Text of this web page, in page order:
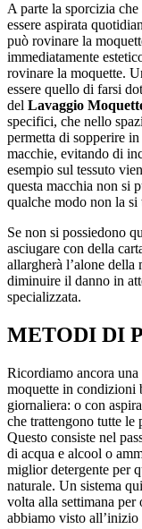
A parte la sporcizia
essere aspirata
può rovinare la
immediatamente
rovinare la moquette.
essere quello di farsi
del Lavaggio
specifici, che nello
permetta di sopperire
macchie, evitando di
esempio sul tessuto
questa macchia non si
qualche modo non la
Se non si possiedono
asciugare con della
allargherà l’alone della
diminuire il danno in
specializzata.
METODI DI
Ricordiamo ancora
moquette in condizioni
giornaliera: o con
che trattengono tutte le
Questo consiste nel
di acqua e alcool o
miglior detergente per
naturale. Un sistema
volta alla settimana per
abbiamo visto